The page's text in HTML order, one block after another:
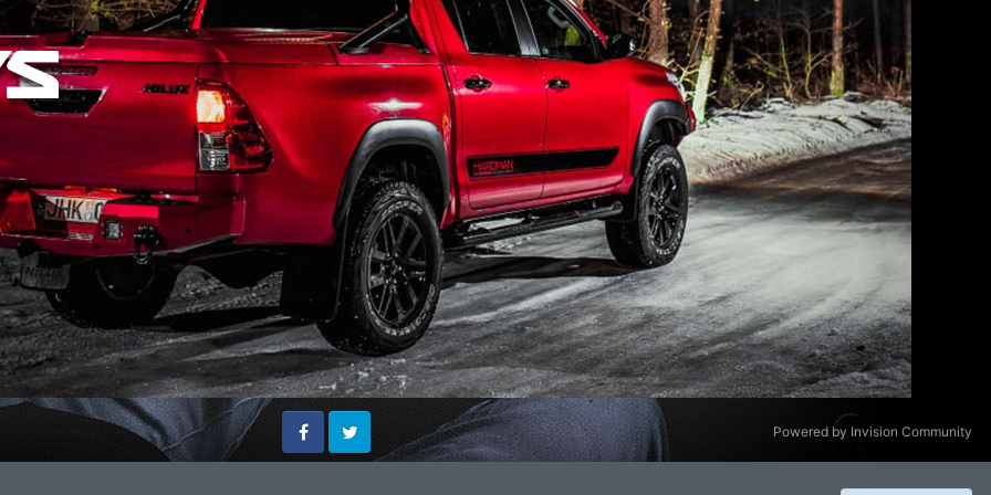
FacebookTwitter
Powered by Invision Community